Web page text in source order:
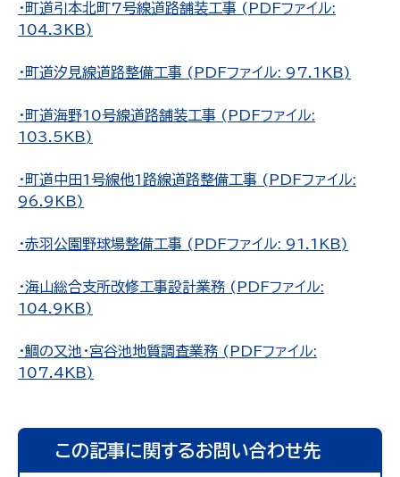
・町道引本北町7号線道路舗装工事 (PDFファイル:
104.3KB)
・町道汐見線道路整備工事 (PDFファイル: 97.1KB)
・町道海野10号線道路舗装工事 (PDFファイル:
103.5KB)
・町道中田1号線他1路線道路整備工事 (PDFファイル:
96.9KB)
・赤羽公園野球場整備工事 (PDFファイル: 91.1KB)
・海山総合支所改修工事設計業務 (PDFファイル:
104.9KB)
・鯛の又池・宮谷池地質調査業務 (PDFファイル:
107.4KB)
この記事に関するお問い合わせ先